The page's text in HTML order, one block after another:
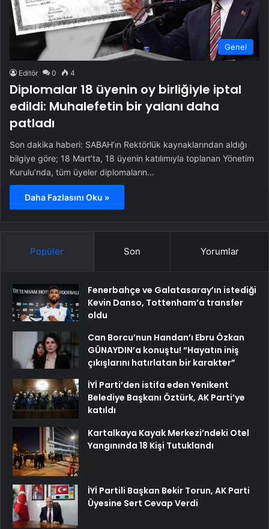
Genel
Editör 0 4
Diplomalar 18 üyenin oy birliğiyle iptal
edildi: Muhalefetin bir yalanı daha
patladı
Son dakika haberi: SABAH’ın Rektörlük kaynaklarından aldığı
bilgiye göre; 18 Mart’ta, 18 üyenin katılımıyla toplanan Yönetim
Kurulu’nda, tüm üyeler diplomaların…
Daha Fazlasını Oku »
Popüler Son Yorumlar
Fenerbahçe ve Galatasaray’ın istediği
Kevin Danso, Tottenham’a transfer
oldu
Can Borcu’nun Handan’ı Ebru Özkan
GÜNAYDIN’a konuştu! “Hayatın iniş
çıkışlarını hatırlatan bir karakter”
İYİ Parti’den istifa eden Yenikent
Belediye Başkanı Öztürk, AK Parti’ye
katıldı
Kartalkaya Kayak Merkezi’ndeki Otel
Yangınında 18 Kişi Tutuklandı
İYİ Partili Başkan Bekir Torun, AK Parti
Üyesine Sert Cevap Verdi